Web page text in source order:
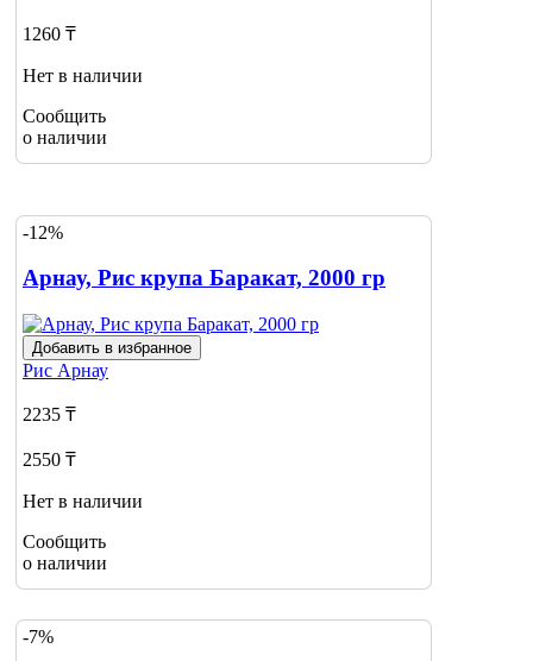
1260 ₸
Нет в наличии
Сообщить
о наличии
-12%
Арнау, Рис крупа Баракат, 2000 гр
Добавить в избранное
Рис Арнау
2235 ₸
2550 ₸
Нет в наличии
Сообщить
о наличии
-7%